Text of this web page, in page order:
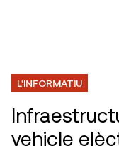
L'INFORMATIU
vehicle